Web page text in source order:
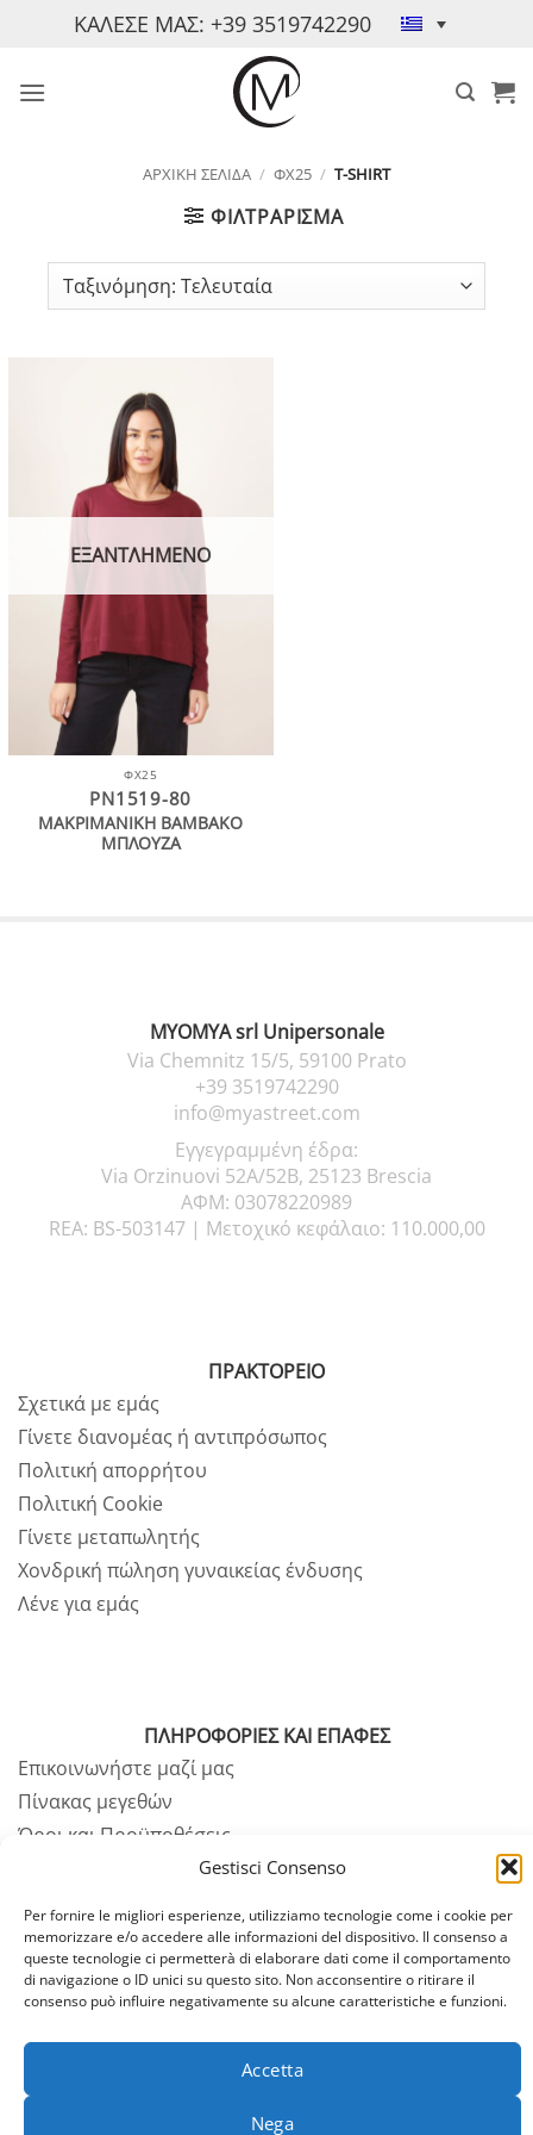
Gestisci Consenso
Per fornire le migliori esperienze, utilizziamo tecnologie come i cookie per
memorizzare e/o accedere alle informazioni del dispositivo. Il consenso a
queste tecnologie ci permetterà di elaborare dati come il comportamento
di navigazione o ID unici su questo sito. Non acconsentire o ritirare il
consenso può influire negativamente su alcune caratteristiche e funzioni.
Accetta
Nega
ΜετάβασηΚΑΛΕΣΕ ΜΑΣ: +39 3519742290
ΑΡΧΙΚΉ ΣΕΛΊΔΑ / ΦΧ25 / T-SHIRT
ΦΙΛΤΡΆΡΙΣΜΑ
ΕΞΑΝΤΛΗΜΈΝΟ
ΦΧ25
PN1519-80
ΜΑΚΡΙΜΑΝΙΚΗ ΒΑΜΒΑΚΟ
ΜΠΛΟΥΖΑ
MYOMYA srl Unipersonale
Via Chemnitz 15/5, 59100 Prato
+39 3519742290
info@myastreet.com
Εγγεγραμμένη έδρα:
Via Orzinuovi 52A/52B, 25123 Brescia
ΑΦΜ: 03078220989
REA: BS-503147 | Μετοχικό κεφάλαιο: 110.000,00
ΠΡΑΚΤΟΡΕΙΟ
Σχετικά με εμάς
Γίνετε διανομέας ή αντιπρόσωπος
Πολιτική απορρήτου
Πολιτική Cookie
Γίνετε μεταπωλητής
Χονδρική πώληση γυναικείας ένδυσης
Λένε για εμάς
ΠΛΗΡΟΦΟΡΙΕΣ ΚΑΙ ΕΠΑΦΕΣ
Επικοινωνήστε μαζί μας
Πίνακας μεγεθών
Όροι και Προϋποθέσεις
Πληρωμές και επιστροφές
FAQ